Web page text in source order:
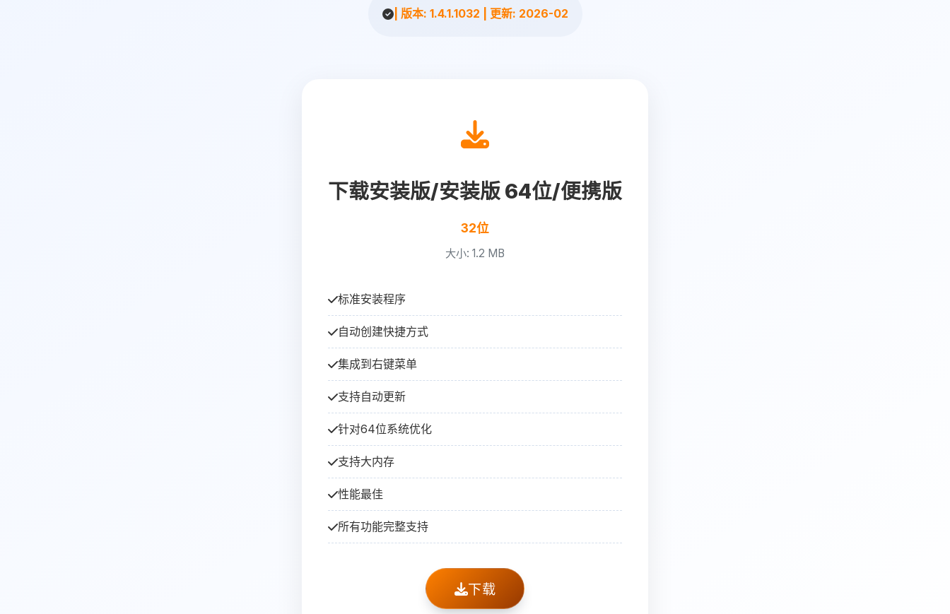
| 版本: 1.4.1.1032 | 更新: 2026-02
下载安装版/安装版 64位/便携版
32位
大小: 1.2 MB
标准安装程序
自动创建快捷方式
集成到右键菜单
支持自动更新
针对64位系统优化
支持大内存
性能最佳
所有功能完整支持
下载